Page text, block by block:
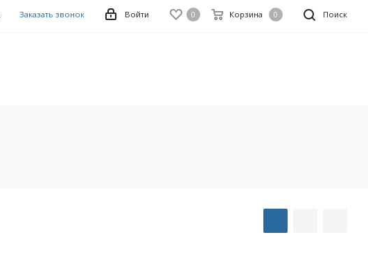
Поиск
0 Корзина 0
Войти
Заказать звонок